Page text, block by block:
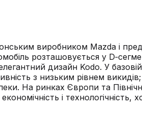
виробником Mazda і
розташовується у
дизайн Kodo. У
з низьким рівнем викидів;
На ринках Європи та
і технологічність,